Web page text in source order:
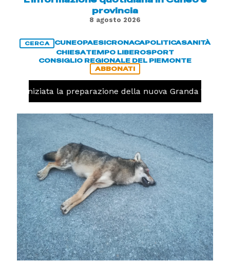
provincia
8 agosto 2026
CERCA CUNEOPAESICRONACAPOLITICASANITÀ
CHIESATEMPO LIBEROSPORT
CONSIGLIO REGIONALE DEL PIEMONTE
ABBONATI
iniziata la preparazione della nuova Granda Volley